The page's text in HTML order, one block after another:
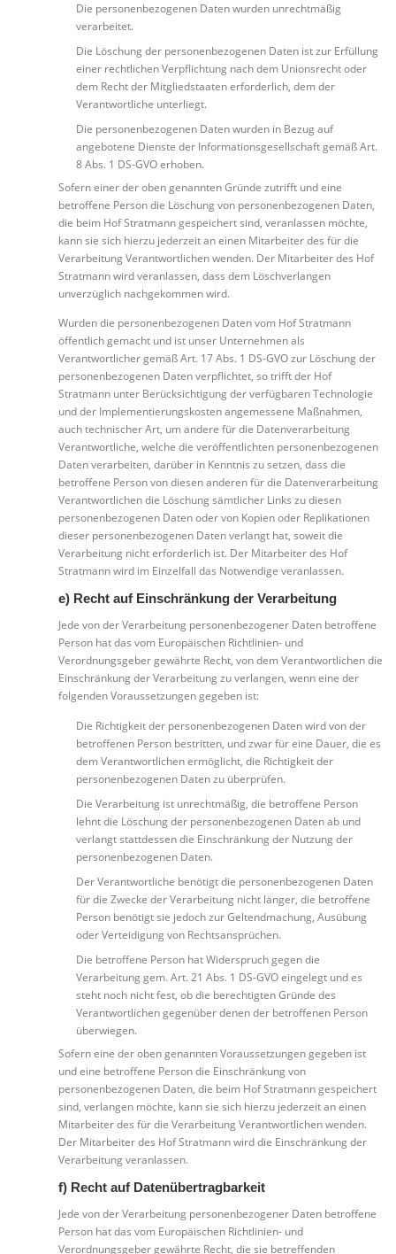
Die personenbezogenen Daten wurden unrechtmäßig
verarbeitet.
Die Löschung der personenbezogenen Daten ist zur Erfüllung
einer rechtlichen Verpflichtung nach dem Unionsrecht oder
dem Recht der Mitgliedstaaten erforderlich, dem der
Verantwortliche unterliegt.
Die personenbezogenen Daten wurden in Bezug auf
angebotene Dienste der Informationsgesellschaft gemäß Art.
8 Abs. 1 DS-GVO erhoben.
Sofern einer der oben genannten Gründe zutrifft und eine
betroffene Person die Löschung von personenbezogenen Daten,
die beim Hof Stratmann gespeichert sind, veranlassen möchte,
kann sie sich hierzu jederzeit an einen Mitarbeiter des für die
Verarbeitung Verantwortlichen wenden. Der Mitarbeiter des Hof
Stratmann wird veranlassen, dass dem Löschverlangen
unverzüglich nachgekommen wird.
Wurden die personenbezogenen Daten vom Hof Stratmann
öffentlich gemacht und ist unser Unternehmen als
Verantwortlicher gemäß Art. 17 Abs. 1 DS-GVO zur Löschung der
personenbezogenen Daten verpflichtet, so trifft der Hof
Stratmann unter Berücksichtigung der verfügbaren Technologie
und der Implementierungskosten angemessene Maßnahmen,
auch technischer Art, um andere für die Datenverarbeitung
Verantwortliche, welche die veröffentlichten personenbezogenen
Daten verarbeiten, darüber in Kenntnis zu setzen, dass die
betroffene Person von diesen anderen für die Datenverarbeitung
Verantwortlichen die Löschung sämtlicher Links zu diesen
personenbezogenen Daten oder von Kopien oder Replikationen
dieser personenbezogenen Daten verlangt hat, soweit die
Verarbeitung nicht erforderlich ist. Der Mitarbeiter des Hof
Stratmann wird im Einzelfall das Notwendige veranlassen.
e) Recht auf Einschränkung der Verarbeitung
Jede von der Verarbeitung personenbezogener Daten betroffene
Person hat das vom Europäischen Richtlinien- und
Verordnungsgeber gewährte Recht, von dem Verantwortlichen die
Einschränkung der Verarbeitung zu verlangen, wenn eine der
folgenden Voraussetzungen gegeben ist:
Die Richtigkeit der personenbezogenen Daten wird von der
betroffenen Person bestritten, und zwar für eine Dauer, die es
dem Verantwortlichen ermöglicht, die Richtigkeit der
personenbezogenen Daten zu überprüfen.
Die Verarbeitung ist unrechtmäßig, die betroffene Person
lehnt die Löschung der personenbezogenen Daten ab und
verlangt stattdessen die Einschränkung der Nutzung der
personenbezogenen Daten.
Der Verantwortliche benötigt die personenbezogenen Daten
für die Zwecke der Verarbeitung nicht länger, die betroffene
Person benötigt sie jedoch zur Geltendmachung, Ausübung
oder Verteidigung von Rechtsansprüchen.
Die betroffene Person hat Widerspruch gegen die
Verarbeitung gem. Art. 21 Abs. 1 DS-GVO eingelegt und es
steht noch nicht fest, ob die berechtigten Gründe des
Verantwortlichen gegenüber denen der betroffenen Person
überwiegen.
Sofern eine der oben genannten Voraussetzungen gegeben ist
und eine betroffene Person die Einschränkung von
personenbezogenen Daten, die beim Hof Stratmann gespeichert
sind, verlangen möchte, kann sie sich hierzu jederzeit an einen
Mitarbeiter des für die Verarbeitung Verantwortlichen wenden.
Der Mitarbeiter des Hof Stratmann wird die Einschränkung der
Verarbeitung veranlassen.
f) Recht auf Datenübertragbarkeit
Jede von der Verarbeitung personenbezogener Daten betroffene
Person hat das vom Europäischen Richtlinien- und
Verordnungsgeber gewährte Recht, die sie betreffenden